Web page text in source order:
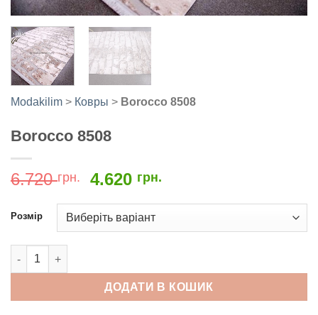
Modakilim > Ковры > Borocco 8508
Borocco 8508
6.720грн.
Оригінальна
6.720
грн..
4.620 грн.
грн..
Розмір
Borocco 8508 кількість
ДОДАТИ В КОШИК